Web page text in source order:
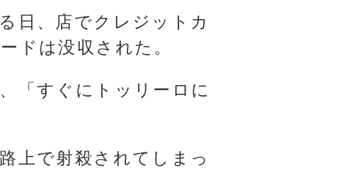
日、店でクレジットカ
ドは没収された。
「すぐにトッリーロに
上で射殺されてしまっ